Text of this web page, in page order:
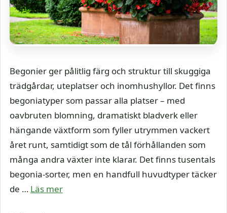
Begonier ger pålitlig färg och struktur till skuggiga
trädgårdar, uteplatser och inomhushyllor. Det finns
begoniatyper som passar alla platser – med
oavbruten blomning, dramatiskt bladverk eller
hängande växtform som fyller utrymmen vackert
året runt, samtidigt som de tål förhållanden som
många andra växter inte klarar. Det finns tusentals
begonia-sorter, men en handfull huvudtyper täcker
de … Läs mer